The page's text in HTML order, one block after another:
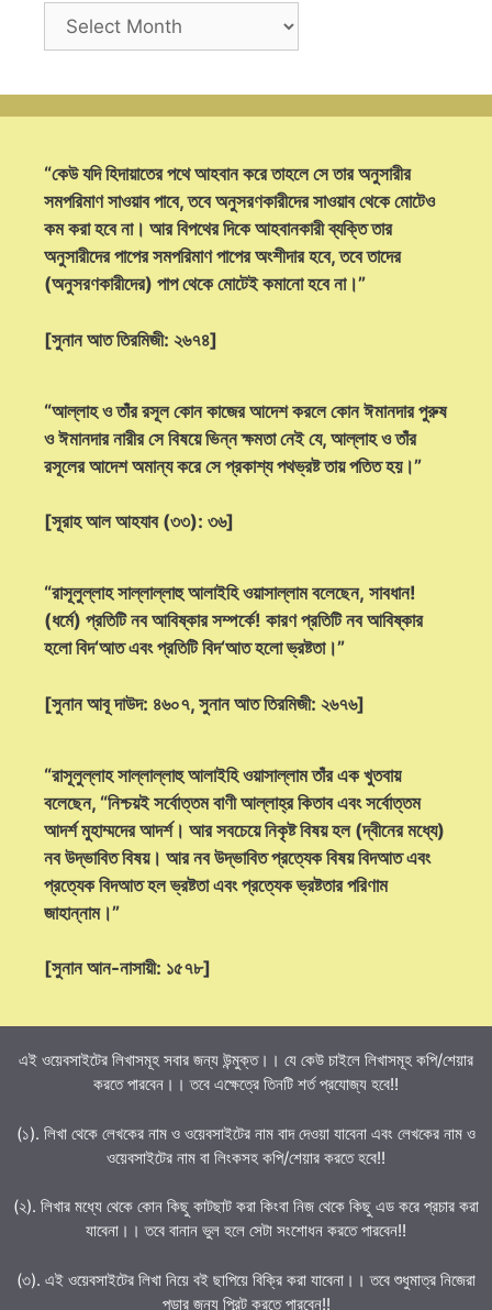
Archives
“কেউ যদি হিদায়াতের পথে আহবান করে তাহলে সে তার অনুসারীর
সমপরিমাণ সাওয়াব পাবে, তবে অনুসরণকারীদের সাওয়াব থেকে মোটেও
কম করা হবে না। আর বিপথের দিকে আহবানকারী ব্যক্তি তার
অনুসারীদের পাপের সমপরিমাণ পাপের অংশীদার হবে, তবে তাদের
(অনুসরণকারীদের) পাপ থেকে মোটেই কমানো হবে না।”
[সুনান আত তিরমিজী: ২৬৭৪]
“আল্লাহ ও তাঁর রসূল কোন কাজের আদেশ করলে কোন ঈমানদার পুরুষ
ও ঈমানদার নারীর সে বিষয়ে ভিন্ন ক্ষমতা নেই যে, আল্লাহ ও তাঁর
রসূলের আদেশ অমান্য করে সে প্রকাশ্য পথভ্রষ্ট তায় পতিত হয়।”
[সূরাহ আল আহযাব (৩৩): ৩৬]
“রাসূলুল্লাহ সাল্লাল্লাহু আলাইহি ওয়াসাল্লাম বলেছেন, সাবধান!
(ধর্মে) প্রতিটি নব আবিষ্কার সম্পর্কে! কারণ প্রতিটি নব আবিষ্কার
হলো বিদ‘আত এবং প্রতিটি বিদ‘আত হলো ভ্রষ্টতা।”
[সুনান আবূ দাউদ: ৪৬০৭, সুনান আত তিরমিজী: ২৬৭৬]
“রাসূলুল্লাহ সাল্লাল্লাহু আলাইহি ওয়াসাল্লাম তাঁর এক খুতবায়
বলেছেন, “নিশ্চয়ই সর্বোত্তম বাণী আল্লাহ্‌র কিতাব এবং সর্বোত্তম
আদর্শ মুহাম্মদের আদর্শ। আর সবচেয়ে নিকৃষ্ট বিষয় হল (দ্বীনের মধ্যে)
নব উদ্ভাবিত বিষয়। আর নব উদ্ভাবিত প্রত্যেক বিষয় বিদআত এবং
প্রত্যেক বিদআত হল ভ্রষ্টতা এবং প্রত্যেক ভ্রষ্টতার পরিণাম
জাহান্নাম।”
[সুনান আন-নাসায়ী: ১৫৭৮]
এই ওয়েবসাইটের লিখাসমূহ সবার জন্য উন্মুক্ত।। যে কেউ চাইলে লিখাসমূহ কপি/শেয়ার
করতে পারবেন।। তবে এক্ষেত্রে তিনটি শর্ত প্রযোজ্য হবে!!
(১). লিখা থেকে লেখকের নাম ও ওয়েবসাইটের নাম বাদ দেওয়া যাবেনা এবং লেখকের নাম ও
ওয়েবসাইটের নাম বা লিংকসহ কপি/শেয়ার করতে হবে!!
(২). লিখার মধ্যে থেকে কোন কিছু কাটছাট করা কিংবা নিজ থেকে কিছু এড করে প্রচার করা
যাবেনা।। তবে বানান ভুল হলে সেটা সংশোধন করতে পারবেন!!
(৩). এই ওয়েবসাইটের লিখা নিয়ে বই ছাপিয়ে বিক্রি করা যাবেনা।। তবে শুধুমাত্র নিজেরা
পড়ার জন্য প্রিন্ট করতে পারবেন!!